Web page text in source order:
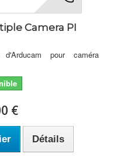
Camera PI
pour caméra
€
Détails